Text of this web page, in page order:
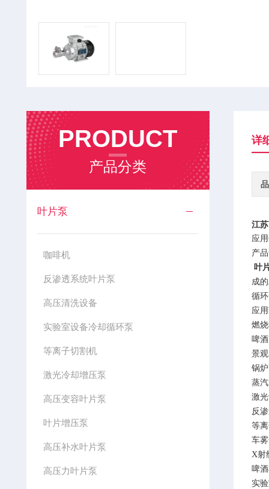
PRODUCT
产品分类
叶片泵
咖啡机
反渗透系统叶片泵
高压清洗设备
实验室设备冷却循环泵
等离子切割机
激光冷却增压泵
高压变容叶片泵
叶片增压泵
高压补水叶片泵
高压力叶片泵
详
江
应
产
叶
成
循
应
燃
啤
景
锅
蒸
激
反
等
车
X射
啤
实